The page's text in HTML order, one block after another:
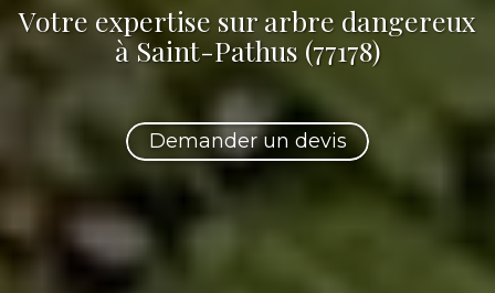
Votre expertise sur arbre dangereux
à Saint-Pathus (77178)
Demander un devis